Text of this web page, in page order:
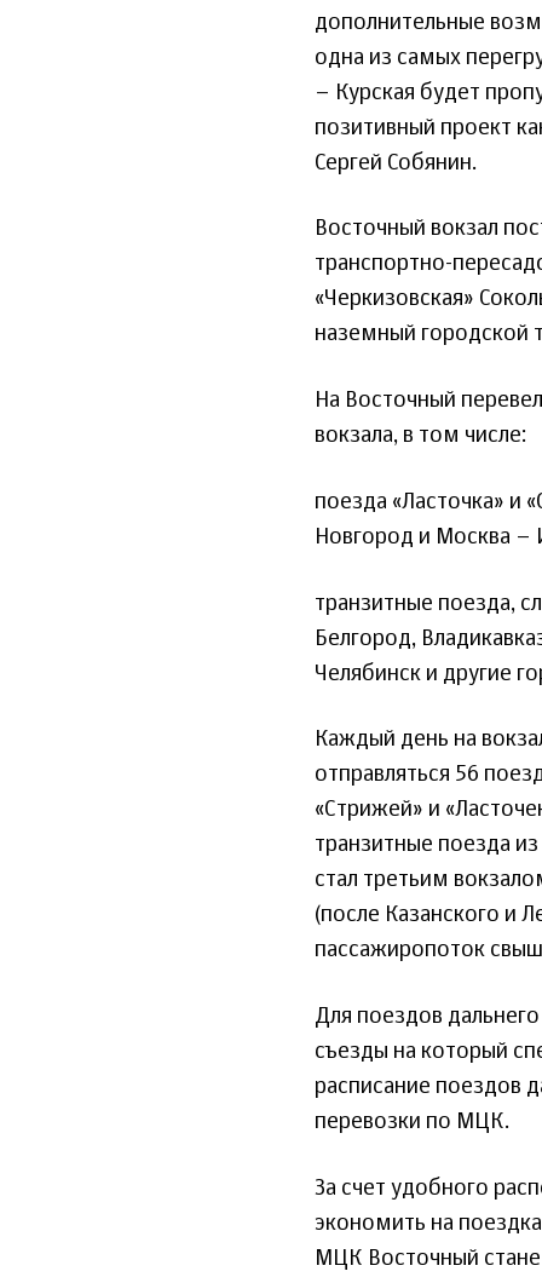
дополнительные
одна из самых
– Курская будет
позитивный проект
Сергей Собянин.
Восточный вокзал
транспортно-
«Черкизовская»
наземный городской
На Восточный
вокзала, в том числе:
поезда «Ласточка»
Новгород и Москва –
транзитные поезда,
Белгород,
Челябинск и другие
Каждый день на
отправляться 56
«Стрижей» и
транзитные поезда
стал третьим
(после Казанского и
пассажиропоток
Для поездов
съезды на который
расписание поездов
перевозки по МЦК.
За счет удобного
экономить на
МЦК Восточный